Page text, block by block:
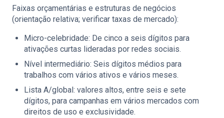
Faixas orçamentárias e estruturas de negócios
(orientação relativa; verificar taxas de mercado):
Micro-celebridade: De cinco a seis dígitos para
ativações curtas lideradas por redes sociais.
Nível intermediário: Seis dígitos médios para
trabalhos com vários ativos e vários meses.
Lista A/global: valores altos, entre seis e sete
dígitos, para campanhas em vários mercados com
direitos de uso e exclusividade.